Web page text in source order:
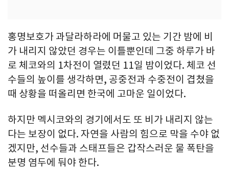
홍명보호가 과달라하라에 머물고 있는 기간 밤에 비
가 내리지 않았던 경우는 이틀뿐인데 그중 하루가 바
로 체코와의 1차전이 열렸던 11일 밤이었다. 체코 선
수들의 높이를 생각하면, 공중전과 수중전이 겹쳤을
때 상황을 떠올리면 한국에 고마운 일이었다.
하지만 멕시코와의 경기에서도 또 비가 내리지 않는
다는 보장이 없다. 자연을 사람의 힘으로 막을 수야 없
겠지만, 선수들과 스태프들은 갑작스러운 물 폭탄을
분명 염두에 둬야 한다.